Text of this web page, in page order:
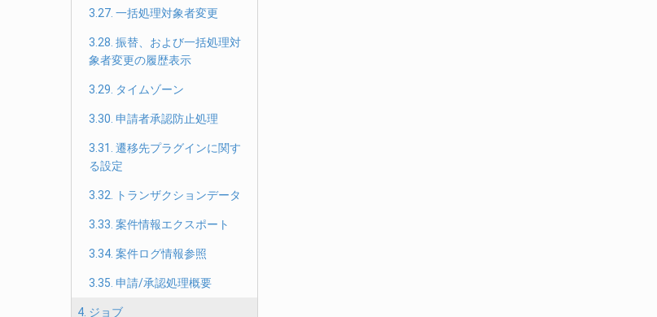
3.27. 一括処理対象者変更
3.28. 振替、および一括処理対
象者変更の履歴表示
3.29. タイムゾーン
3.30. 申請者承認防止処理
3.31. 遷移先プラグインに関す
る設定
3.32. トランザクションデータ
3.33. 案件情報エクスポート
3.34. 案件ログ情報参照
3.35. 申請/承認処理概要
4. ジョブ